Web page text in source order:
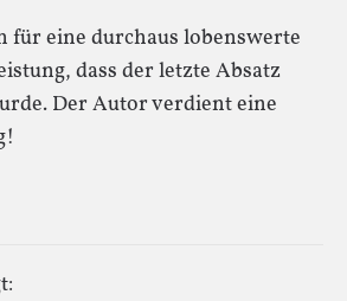
für eine durchaus lobenswerte
dass der letzte Absatz
Der Autor verdient eine